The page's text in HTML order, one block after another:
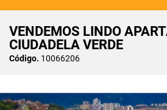
VENDEMOS LINDO
CIUDADELA VERDE
Código. 10066206